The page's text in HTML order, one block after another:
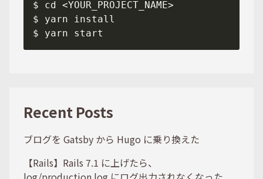
Recent Posts
ブログを Gatsby から Hugo に乗り換えた
【Rails】Rails 7.1 に上げたら、